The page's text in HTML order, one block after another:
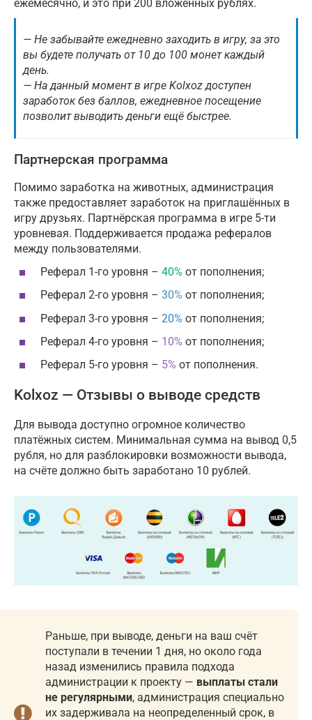
ежемесячно, и это при 200 вложенных рублях.
— Не забывайте ежедневно заходить в игру, за это
вы будете получать от 10 до 100 монет каждый
день.
— На данный момент в игре Kolxoz доступен
заработок без баллов, ежедневное посещение
позволит выводить деньги ещё быстрее.
Партнерская программа
Помимо заработка на животных, администрация
также предоставляет заработок на приглашённых в
игру друзьях. Партнёрская программа в игре 5-ти
уровневая. Поддерживается продажа рефералов
между пользователями.
Реферал 1-го уровня – 40% от пополнения;
Реферал 2-го уровня – 30% от пополнения;
Реферал 3-го уровня – 20% от пополнения;
Реферал 4-го уровня – 10% от пополнения;
Реферал 5-го уровня – 5% от пополнения.
Kolxoz — Отзывы о выводе средств
Для вывода доступно огромное количество
платёжных систем. Минимальная сумма на вывод 0,5
рубля, но для разблокировки возможности вывода,
на счёте должно быть заработано 10 рублей.
Раньше, при выводе, деньги на ваш счёт
поступали в течении 1 дня, но около года
назад изменились правила подхода
администрации к проекту — выплаты стали
не регулярными, администрация специально
их задерживала на неопределенный срок, в